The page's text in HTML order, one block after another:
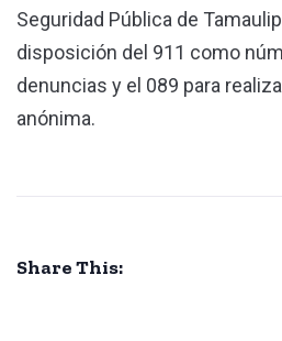
Seguridad Pública de
disposición del 911 como
denuncias y el 089 para
anónima.
Share This: